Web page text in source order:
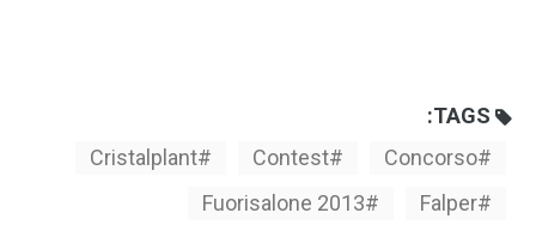
Concorso
Contest
Cristalplant
Falper
Fuorisalone 2013